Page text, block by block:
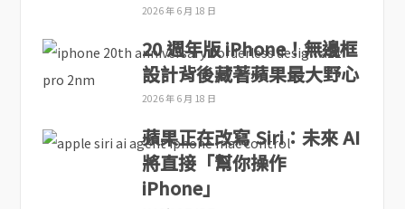
2026 年 6 月 18 日
20 週年版 iPhone！無邊框
設計背後藏著蘋果最大野心
2026 年 6 月 18 日
蘋果正在改寫 Siri：未來 AI
將直接「幫你操作
iPhone」